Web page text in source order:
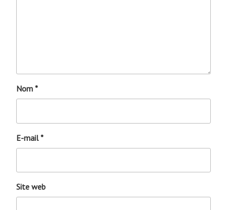
Nom *
E-mail*
Site web